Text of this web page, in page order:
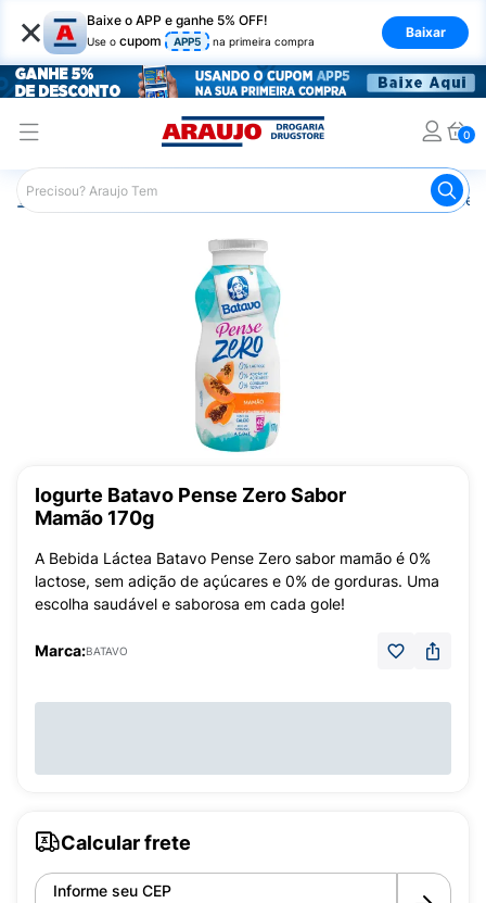
× Baixe o APP e ganhe 5% OFF!
Use o cupom APP5 na primeira compra
Baixar
0
Araujo Mercado Iogurte Batavo Pense
Iogurte Batavo Pense Zero Sabor
Mamão 170g
A Bebida Láctea Batavo Pense Zero sabor mamão é 0%
lactose, sem adição de açúcares e 0% de gorduras. Uma
escolha saudável e saborosa em cada gole!
Marca:BATAVO
Calcular frete
Informe seu CEP